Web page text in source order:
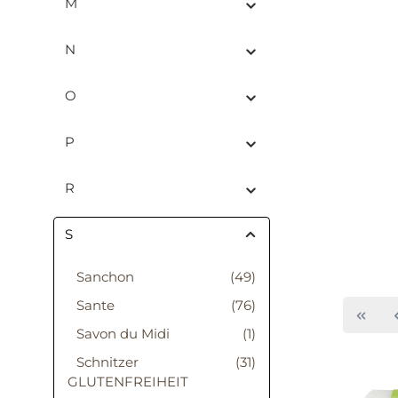
M
N
O
P
R
S
(49)
Sanchon
(76)
Sante
(1)
Savon du Midi
(31)
Schnitzer
GLUTENFREIHEIT